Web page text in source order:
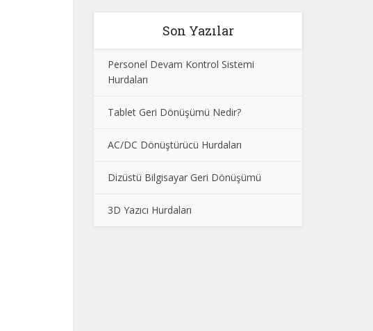
Son Yazılar
Personel Devam Kontrol Sistemi
Hurdaları
Tablet Geri Dönüşümü Nedir?
AC/DC Dönüştürücü Hurdaları
Dizüstü Bilgisayar Geri Dönüşümü
3D Yazıcı Hurdaları